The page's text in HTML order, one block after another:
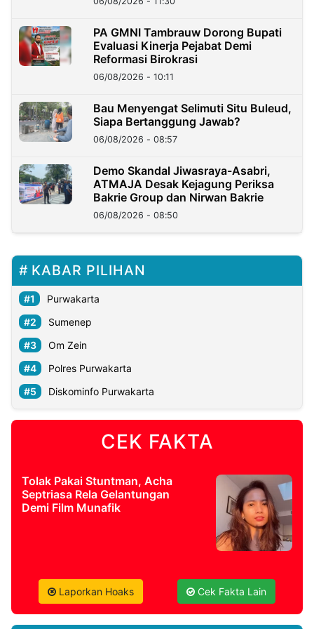
PA GMNI Tambrauw Dorong Bupati
Evaluasi Kinerja Pejabat Demi
Reformasi Birokrasi
06/08/2026 - 10:11
Bau Menyengat Selimuti Situ Buleud,
Siapa Bertanggung Jawab?
06/08/2026 - 08:57
Demo Skandal Jiwasraya-Asabri,
ATMAJA Desak Kejagung Periksa
Bakrie Group dan Nirwan Bakrie
06/08/2026 - 08:50
KABAR PILIHAN
Purwakarta
Sumenep
Om Zein
Polres Purwakarta
Diskominfo Purwakarta
CEK FAKTA
Tolak Pakai Stuntman, Acha
Septriasa Rela Gelantungan
Demi Film Munafik
Laporkan Hoaks Cek Fakta Lain